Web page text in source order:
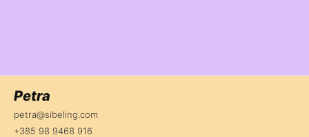
Petra
petra@sibeling.com
+385 98 9468 916